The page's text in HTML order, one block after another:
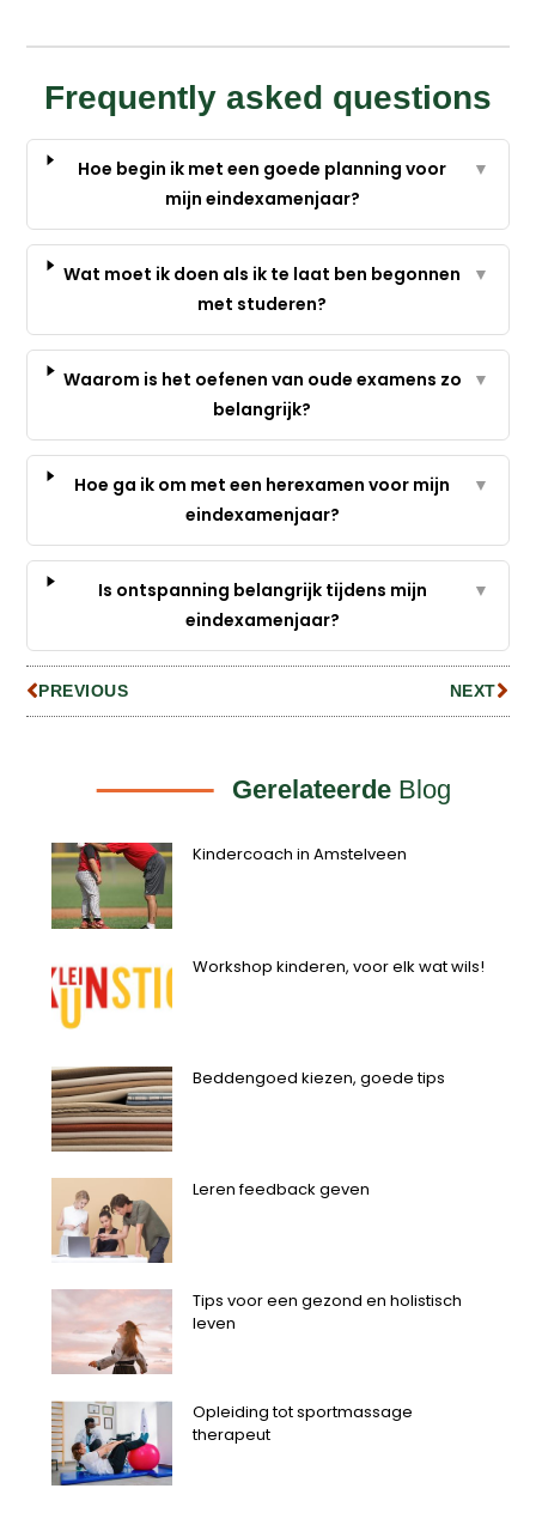
Frequently asked questions
Hoe begin ik met een goede planning voor
mijn eindexamenjaar?
▼
Wat moet ik doen als ik te laat ben begonnen
met studeren?
▼
Waarom is het oefenen van oude examens zo
belangrijk?
▼
Hoe ga ik om met een herexamen voor mijn
eindexamenjaar?
▼
Is ontspanning belangrijk tijdens mijn
eindexamenjaar?
▼
PREVIOUS NEXT
Gerelateerde Blog
Kindercoach in Amstelveen
Workshop kinderen, voor elk wat wils!
Beddengoed kiezen, goede tips
Leren feedback geven
Tips voor een gezond en holistisch
leven
Opleiding tot sportmassage
therapeut